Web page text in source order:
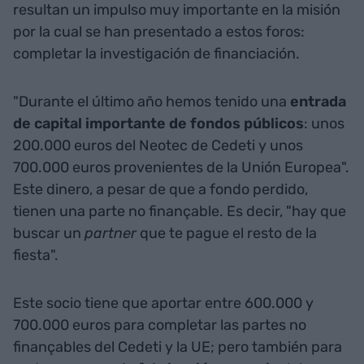
resultan un impulso muy importante en la misión
por la cual se han presentado a estos foros:
completar la investigación de financiación.
"Durante el último año hemos tenido una entrada
de capital importante de fondos públicos: unos
200.000 euros del Neotec de Cedeti y unos
700.000 euros provenientes de la Unión Europea".
Este dinero, a pesar de que a fondo perdido,
tienen una parte no finançable. Es decir, "hay que
buscar un partner que te pague el resto de la
fiesta".
Este socio tiene que aportar entre 600.000 y
700.000 euros para completar las partes no
finançables del Cedeti y la UE; pero también para